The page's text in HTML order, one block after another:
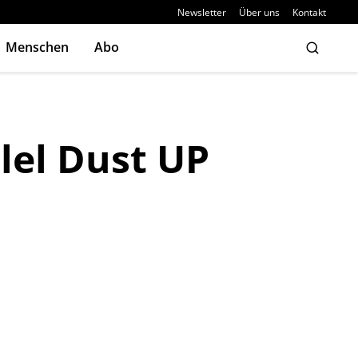
Newsletter Über uns Kontakt
Menschen Abo
Dust UP